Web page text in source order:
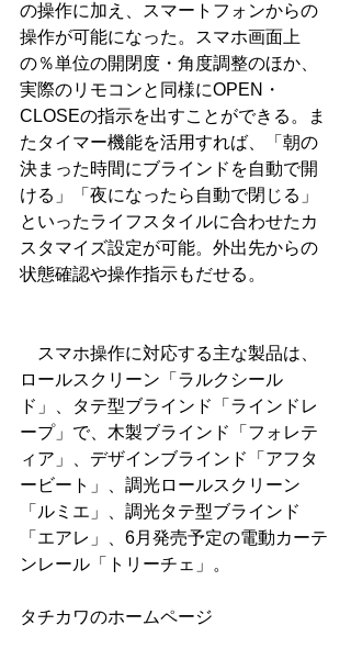
の操作に加え、スマートフォンからの
操作が可能になった。スマホ画面上
の％単位の開閉度・角度調整のほか、
実際のリモコンと同様にOPEN・
CLOSEの指示を出すことができる。ま
たタイマー機能を活用すれば、「朝の
決まった時間にブラインドを自動で開
ける」「夜になったら自動で閉じる」
といったライフスタイルに合わせたカ
スタマイズ設定が可能。外出先からの
状態確認や操作指示もだせる。
スマホ操作に対応する主な製品は、
ロールスクリーン「ラルクシール
ド」、タテ型ブラインド「ラインドレ
ープ」で、木製ブラインド「フォレテ
ィア」、デザインブラインド「アフタ
ービート」、調光ロールスクリーン
「ルミエ」、調光タテ型ブラインド
「エアレ」、6月発売予定の電動カーテ
ンレール「トリーチェ」。
タチカワのホームページ